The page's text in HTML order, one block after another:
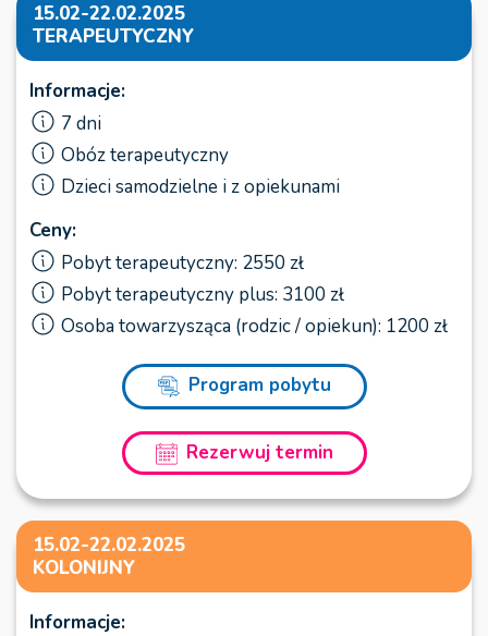
15.02-22.02.2025
TERAPEUTYCZNY
Informacje:
7 dni
Obóz terapeutyczny
Dzieci samodzielne i z opiekunami
Ceny:
Pobyt terapeutyczny: 2550 zł
Pobyt terapeutyczny plus: 3100 zł
Osoba towarzysząca (rodzic / opiekun): 1200 zł
Program pobytu
Rezerwuj termin
15.02-22.02.2025
KOLONIJNY
Informacje: